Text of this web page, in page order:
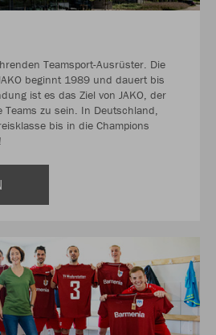
Teamsport-Ausrüster. Die
beginnt 1989 und dauert bis
ist es das Ziel von JAKO, der
Teams zu sein. In Deutschland,
bis in die Champions